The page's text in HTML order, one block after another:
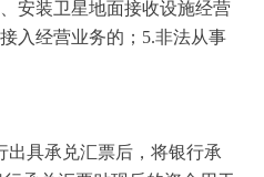
安装卫星地面接收设施经营
入经营业务的； 5.非法从事